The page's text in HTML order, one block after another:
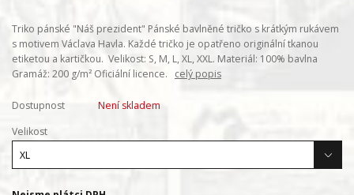
Triko pánské "Náš prezident" Pánské bavlněné tričko s krátkým rukávem
s motivem Václava Havla. Každé tričko je opatřeno originální tkanou
etiketou a kartičkou. Velikost: S, M, L, XL, XXL. Materiál: 100% bavlna
Gramáž: 200 g/m² Oficiální licence. celý popis
Dostupnost
Není skladem
Velikost